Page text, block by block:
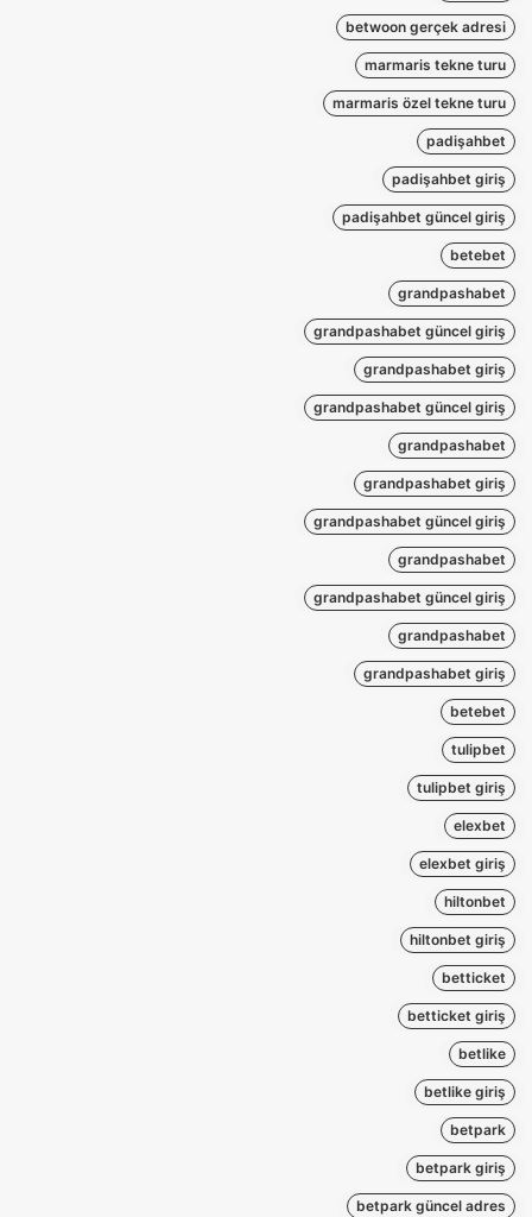
betwoon gerçek adresi
marmaris tekne turu
marmaris özel tekne turu
padişahbet
padişahbet giriş
padişahbet güncel giriş
betebet
grandpashabet
grandpashabet güncel giriş
grandpashabet giriş
grandpashabet güncel giriş
grandpashabet
grandpashabet giriş
grandpashabet güncel giriş
grandpashabet
grandpashabet güncel giriş
grandpashabet
grandpashabet giriş
betebet
tulipbet
tulipbet giriş
elexbet
elexbet giriş
hiltonbet
hiltonbet giriş
betticket
betticket giriş
betlike
betlike giriş
betpark
betpark giriş
betpark güncel adres